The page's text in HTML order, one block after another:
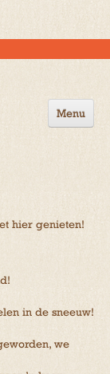
Menu
hier genieten!
in de sneeuw!
we